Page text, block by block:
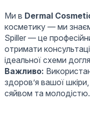
Ми в Dermal
косметику — ми
Spiller — це
отримати
ідеальної схеми
Важливо:
здоров’я вашої
сяйвом та молодістю.